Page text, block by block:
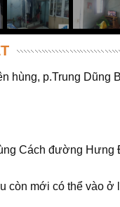
hùng, p.Trung Dũng
Cách đường
còn mới có thể vào